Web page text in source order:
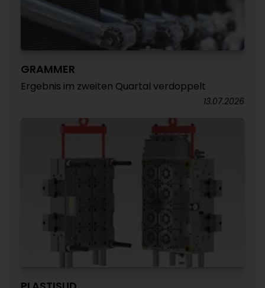
GRAMMER
Ergebnis im zweiten Quartal verdoppelt
13.07.2026